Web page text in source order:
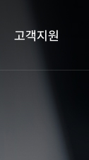
고객지원